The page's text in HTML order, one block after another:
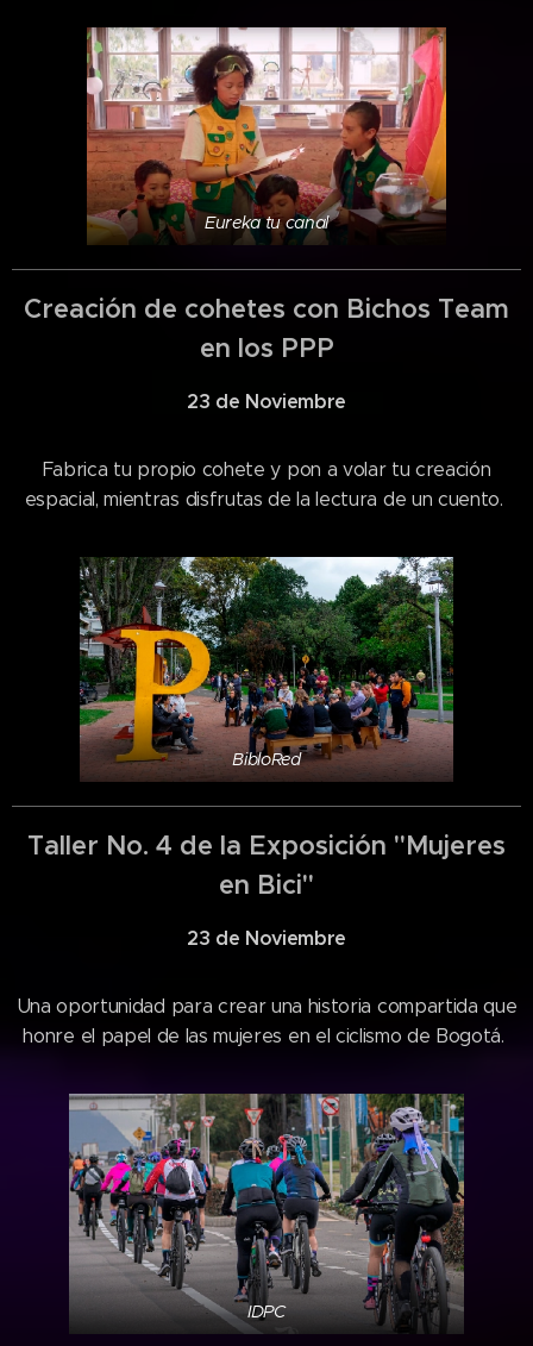
Eureka tu canal
Creación de cohetes con Bichos Team
en los PPP
23 de Noviembre
Fabrica tu propio cohete y pon a volar tu creación
espacial, mientras disfrutas de la lectura de un cuento.
BibloRed
Taller No. 4 de la Exposición "Mujeres
en Bici"
23 de Noviembre
Una oportunidad para crear una historia compartida que
honre el papel de las mujeres en el ciclismo de Bogotá.
IDPC